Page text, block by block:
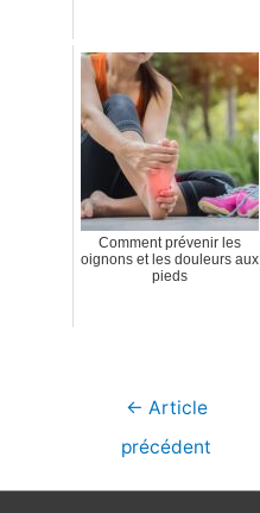
Comment prévenir les
oignons et les douleurs aux
pieds
Navigation
← Article
précédent